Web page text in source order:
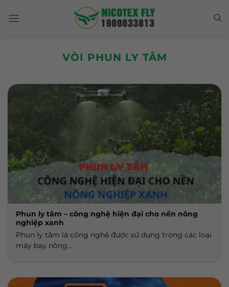
VÒI PHUN LY TÂM
Phun ly tâm – công nghệ hiện đại cho nền nông
nghiệp xanh
Phun ly tâm là công nghệ được sử dụng trong các loại
máy bay nông...